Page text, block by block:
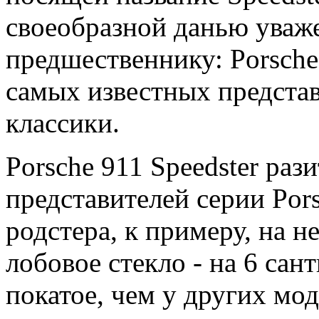
своеобразной данью
предшественнику:
самых известных
классики.
Porsche 911 Speedster
представителей серии
родстера, к примеру, на
лобовое стекло - на 6
покатое, чем у других